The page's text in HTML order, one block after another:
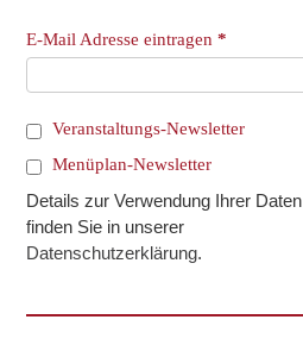
E-Mail Adresse eintragen*
Veranstaltungs-Newsletter
Menüplan-Newsletter
Details zur Verwendung Ihrer Daten
finden Sie in unserer
Datenschutzerklärung.